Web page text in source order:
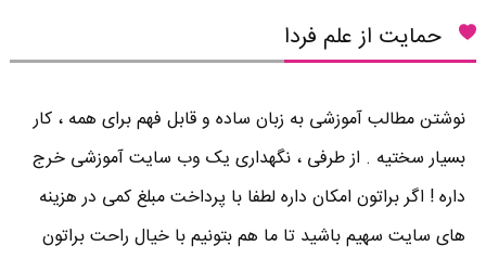
حمایت از علم فردا
نوشتن مطالب آموزشی به زبان ساده و قابل فهم برای همه ، کار
بسیار سختیه . از طرفی ، نگهداری یک وب سایت آموزشی خرج
داره ! اگر براتون امکان داره لطفا با پرداخت مبلغ کمی در هزینه
های سایت سهیم باشید تا ما هم بتونیم با خیال راحت براتون